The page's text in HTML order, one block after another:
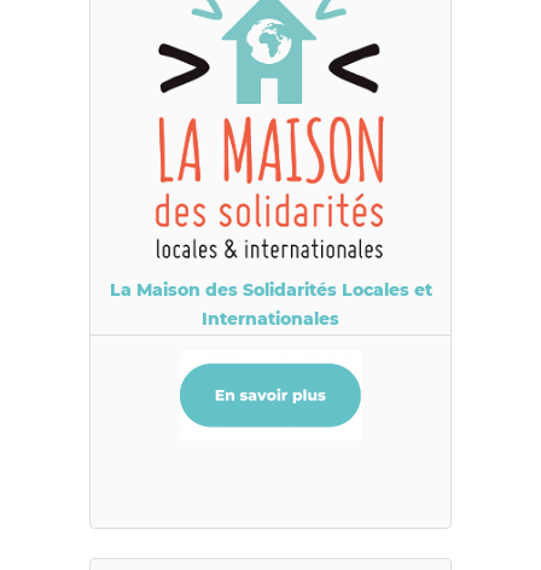
La Maison des Solidarités Locales et
Internationales